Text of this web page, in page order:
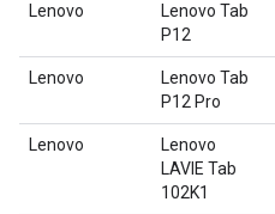
Lenovo
Lenovo Tab
P12
Lenovo
Lenovo Tab
P12 Pro
Lenovo
Lenovo
LAVIE Tab
102K1